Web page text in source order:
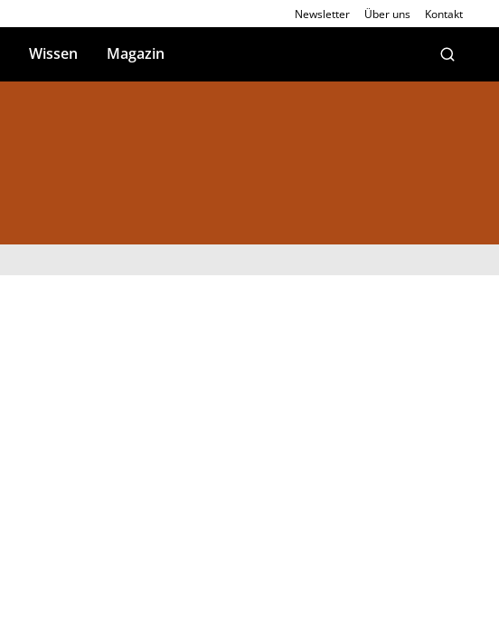
Newsletter Über uns Kontakt
Wissen Magazin